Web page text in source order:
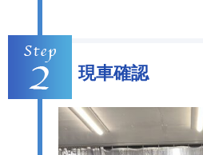
現車確認